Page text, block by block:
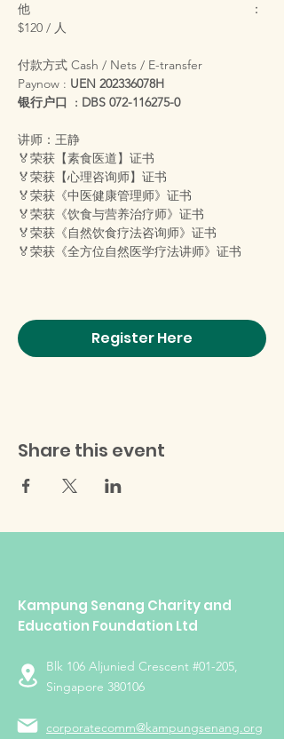
他                                                              ：
$120 / 人
付款方式 Cash / Nets / E-transfer
Paynow : UEN 202336078H
银行户口  : DBS 072-116275-0
讲师：王静
🏅荣获【素食医道】证书
🏅荣获【心理咨询师】证书
🏅荣获《中医健康管理师》证书
🏅荣获《饮食与营养治疗师》证书
🏅荣获《自然饮食疗法咨询师》证书
🏅荣获《全方位自然医学疗法讲师》证书
Register Here
Share this event
Kampung Senang Charity and
Education Foundation Ltd
Blk 106 Aljunied Crescent #01-205,
Singapore 380106
corporatecomm@kampungsenang.org